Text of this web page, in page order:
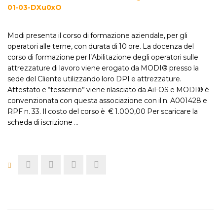
Modi presenta il corso di formazione aziendale, per gli
operatori alle terne, con durata di 10 ore. La docenza del
corso di formazione per l’Abilitazione degli operatori sulle
attrezzature di lavoro viene erogato da MODI® presso la
sede del Cliente utilizzando loro DPI e attrezzature.
Attestato e “tesserino” viene rilasciato da AiFOS e MODI® è
convenzionata con questa associazione con il n. A001428 e
RPF n. 33. Il costo del corso è € 1.000,00 Per scaricare la
scheda di iscrizione …